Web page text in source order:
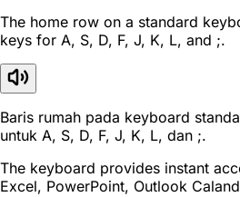
The home row on a standard
keys for A, S, D, F, J, K, L, and ;.
Baris rumah pada keyboard
untuk A, S, D, F, J, K, L, dan ;.
The keyboard provides instant
Excel, PowerPoint, Outlook